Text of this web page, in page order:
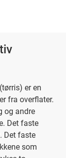
er en
fra overflater.
og andre
Det faste
Det faste
som